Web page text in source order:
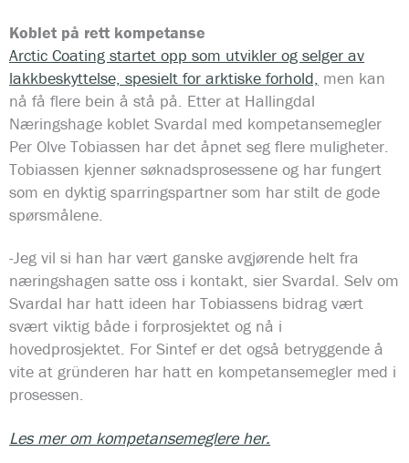
Koblet på rett kompetanse
Arctic Coating startet opp som utvikler og selger av
lakkbeskyttelse, spesielt for arktiske forhold, men kan
nå få flere bein å stå på. Etter at Hallingdal
Næringshage koblet Svardal med kompetansemegler
Per Olve Tobiassen har det åpnet seg flere muligheter.
Tobiassen kjenner søknadsprosessene og har fungert
som en dyktig sparringspartner som har stilt de gode
spørsmålene.
-Jeg vil si han har vært ganske avgjørende helt fra
næringshagen satte oss i kontakt, sier Svardal. Selv om
Svardal har hatt ideen har Tobiassens bidrag vært
svært viktig både i forprosjektet og nå i
hovedprosjektet. For Sintef er det også betryggende å
vite at gründeren har hatt en kompetansemegler med i
prosessen.
Les mer om kompetansemeglere her.